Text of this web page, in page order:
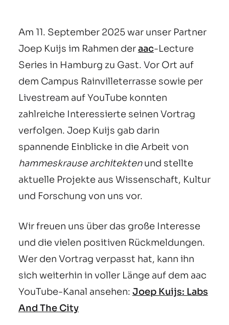
Am 11. September 2025 war unser Partner
Joep Kuijs im Rahmen deraac-Lecture
Series in Hamburg zu Gast. Vor Ort auf
dem Campus Rainvilleterrasse sowie per
Livestream auf YouTube konnten
zahlreiche Interessierte seinen Vortrag
verfolgen. Joep Kuijs gab darin
spannende Einblicke in die Arbeit von
hammeskrause architektenund stellte
aktuelle Projekte aus Wissenschaft, Kultur
und Forschung von uns vor.
Wir freuen uns über das große Interesse
und die vielen positiven Rückmeldungen.
Wer den Vortrag verpasst hat, kann ihn
sich weiterhin in voller Länge auf dem aac
YouTube-Kanal ansehen: Joep Kuijs: Labs
And The City